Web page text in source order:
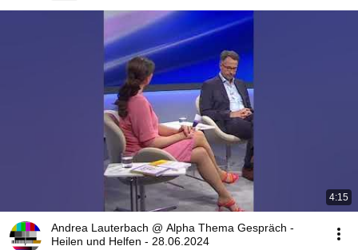
4:15
Andrea Lauterbach @ Alpha Thema Gespräch -
Heilen und Helfen - 28.06.2024